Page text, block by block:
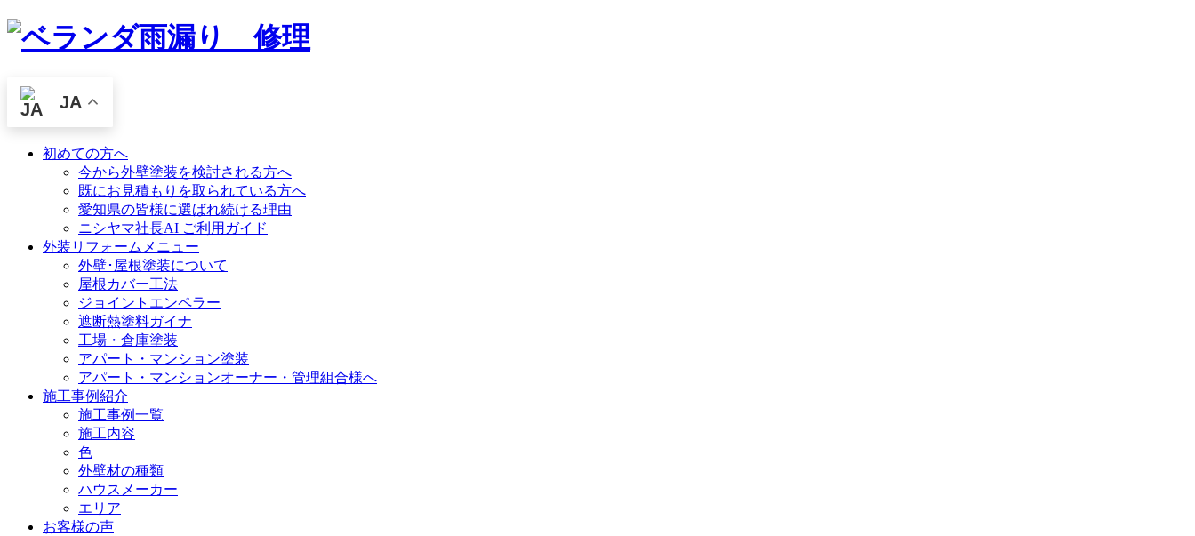
JA
初めての方へ
今から外壁塗装を検討される方へ
既にお見積もりを取られている方へ
愛知県の皆様に選ばれ続ける理由
ニシヤマ社長AI ご利用ガイド
外装リフォームメニュー
外壁･屋根塗装について
屋根カバー工法
ジョイントエンペラー
遮断熱塗料ガイナ
工場・倉庫塗装
アパート・マンション塗装
アパート・マンションオーナー・管理組合様へ
施工事例紹介
施工事例一覧
施工内容
色
外壁材の種類
ハウスメーカー
エリア
お客様の声